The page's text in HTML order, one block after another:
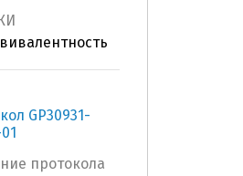
GP30931-
протокола